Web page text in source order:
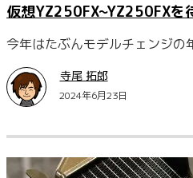
仮想YZ250FX~YZ250FXを
今年はたぶんモデルチェンジ
寺尾 拓郎
2024年6月23日